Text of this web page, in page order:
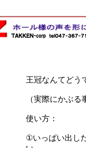
王冠なんてどう
（実際にかぶる
使い方：
①いっぱい出し